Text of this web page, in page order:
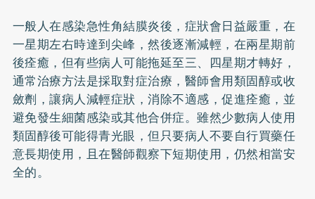
一般人在感染急性角結膜炎後，症狀會日益嚴重，在
一星期左右時達到尖峰，然後逐漸減輕，在兩星期前
後痊癒，但有些病人可能拖延至三、四星期才轉好，
通常治療方法是採取對症治療，醫師會用類固醇或收
斂劑，讓病人減輕症狀，消除不適感，促進痊癒，並
避免發生細菌感染或其他合併症。雖然少數病人使用
類固醇後可能得青光眼，但只要病人不要自行買藥任
意長期使用，且在醫師觀察下短期使用，仍然相當安
全的。